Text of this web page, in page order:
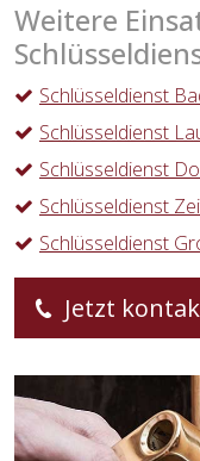
Weitere
Schlüsseldienst
Schlüsseldienst
Schlüsseldienst
Schlüsseldienst
Schlüsseldienst
Jetzt